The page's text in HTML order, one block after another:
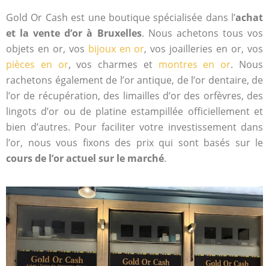
Gold Or Cash est une boutique spécialisée dans l’achat
et la vente d’or à Bruxelles. Nous achetons tous vos
objets en or, vos bijoux en or, vos joailleries en or, vos
pièces en or, vos charmes et montres en or. Nous
rachetons également de l’or antique, de l’or dentaire, de
l’or de récupération, des limailles d’or des orfèvres, des
lingots d’or ou de platine estampillée officiellement et
bien d’autres. Pour faciliter votre investissement dans
l’or, nous vous fixons des prix qui sont basés sur le
cours de l’or actuel sur le marché.